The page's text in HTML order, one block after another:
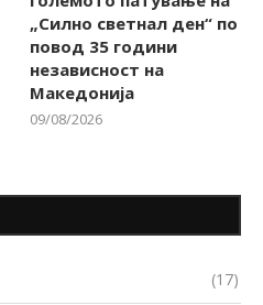
„Силно светнал ден“ по
повод 35 години
независност на
Македонија
09/08/2026
(17)